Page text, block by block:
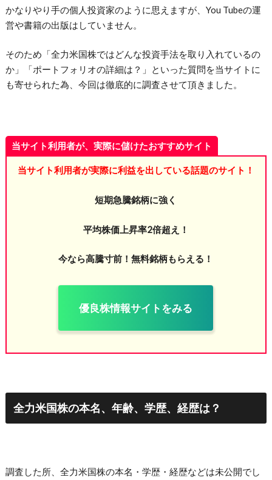
かなりやり手の個人投資家のように思えますが、You Tubeの運
営や書籍の出版はしていません。
そのため「全力米国株ではどんな投資手法を取り入れているの
か」「ポートフォリオの詳細は？」といった質問を当サイトに
も寄せられた為、今回は徹底的に調査させて頂きました。
当サイト利用者が、実際に儲けたおすすめサイト
当サイト利用者が実際に利益を出している話題のサイト！
短期急騰銘柄に強く
平均株価上昇率2倍超え！
今なら高騰寸前！無料銘柄もらえる！
優良株情報サイトをみる
全力米国株の本名、年齢、学歴、経歴は？
調査した所、全力米国株の本名・学歴・経歴などは未公開でし